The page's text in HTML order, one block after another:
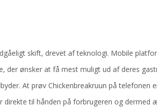
skift, drevet af teknologi. Mobile
der ønsker at få mest muligt ud af deres
At prøv Chickenbreakruun på telefonen
direkte til hånden på forbrugeren og dermed